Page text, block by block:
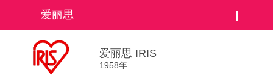
爱丽思
爱丽思 IRIS
1958年